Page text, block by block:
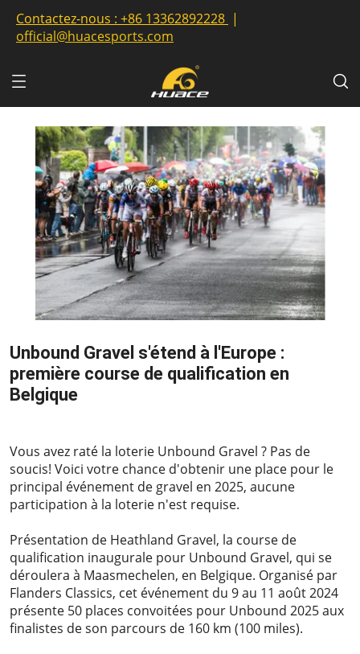
Contactez-nous : +86 13362892228 |
official@huacesports.com
Unbound Gravel s'étend à l'Europe :
première course de qualification en
Belgique
Vous avez raté la loterie Unbound Gravel ? Pas de
soucis! Voici votre chance d'obtenir une place pour le
principal événement de gravel en 2025, aucune
participation à la loterie n'est requise.
Présentation de Heathland Gravel, la course de
qualification inaugurale pour Unbound Gravel, qui se
déroulera à Maasmechelen, en Belgique. Organisé par
Flanders Classics, cet événement du 9 au 11 août 2024
présente 50 places convoitées pour Unbound 2025 aux
finalistes de son parcours de 160 km (100 miles).